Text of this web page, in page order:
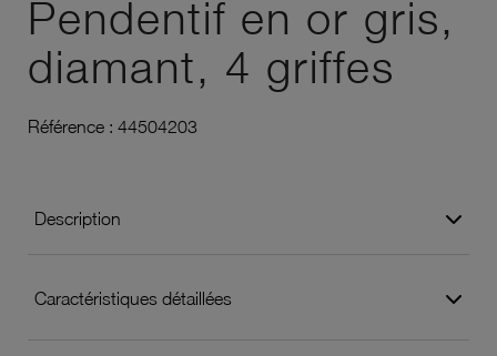
Pendentif en or gris,
diamant, 4 griffes
Référence : 44504203
Description
Caractéristiques détaillées